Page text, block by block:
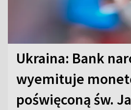
Ukraina: Bank
wyemituje
poświęconą św.